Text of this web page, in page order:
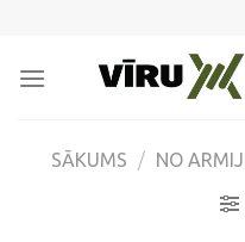
content
SĀKUMS / NO